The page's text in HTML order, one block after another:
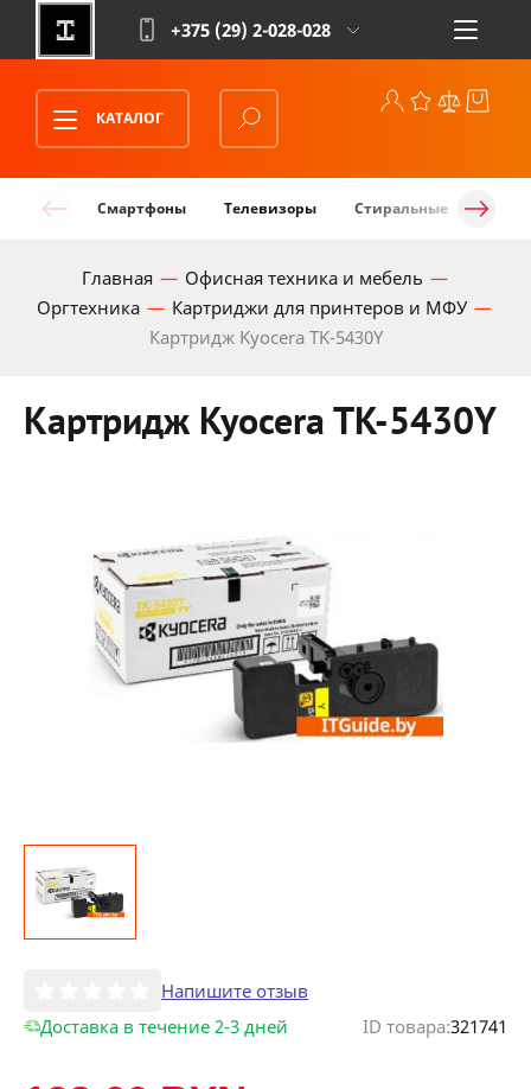
+375 (29) 2-028-028
КАТАЛОГ
Смартфоны Телевизоры Стиральные машины
Главная
Офисная техника и мебель
Оргтехника
Картриджи для принтеров и МФУ
Картридж Kyocera TK-5430Y
Картридж Kyocera TK-5430Y
Напишите отзыв
Доставка в течение 2-3 дней
ID товара:321741